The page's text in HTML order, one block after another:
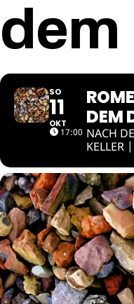
dem
SO
11
OKT
17:00
DEM
NACH
KELLER